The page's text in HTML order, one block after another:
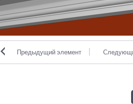
Предыдущий элемент